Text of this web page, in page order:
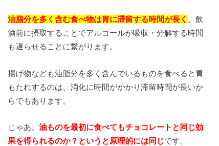
油脂分を多く含む食べ物は胃に滞留する時間が長く
、飲
酒前に摂取することでアルコールが吸収・分解する時間
も遅らせることに繋がります。
揚げ物なども油脂分を多く含んでいるものを食べると胃
もたれするのは、消化に時間がかかり滞留時間が長いか
らでもあります。
じゃあ、油ものを最初に食べてもチョコレートと同じ効
果を得られるのか？というと原理的には同じです。